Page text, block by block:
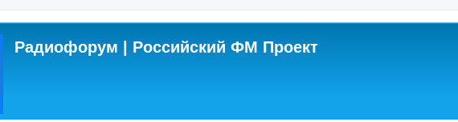
Радиофорум | Российский ФМ Проект